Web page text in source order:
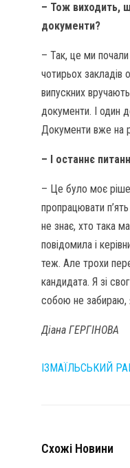
– Тож виходить,
документи?
– Так, це ми почали
чотирьох
випускних
документи. І один
Документи вже на
– І останнє
– Це було моє
пропрацювати
не знає, хто така
повідомила і
теж. Але трохи
кандидата. Я зі
собою не забираю,
Діана ГЕРГІНОВА
ІЗМАЇЛЬСЬКИЙ
Схожі Новини